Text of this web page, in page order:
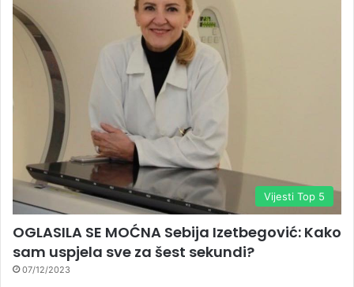
Vijesti Top 5
OGLASILA SE MOĆNA Sebija Izetbegović: Kako
sam uspjela sve za šest sekundi?
07/12/2023